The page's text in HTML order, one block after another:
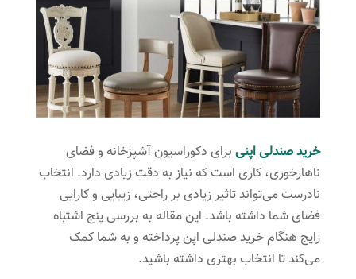
خرید صندلی اپنیبرای دکوراسیون آشپزخانه و فضای
ناهارخوری، کاری است که نیاز به دقت زیادی دارد. انتخاب
نادرست می‌تواند تاثیر زیادی بر راحتی، زیبایی و کارایی
فضای شما داشته باشد. این مقاله به بررسی پنج اشتباه
رایج هنگام خرید صندلی اپن پرداخته و به شما کمک
می‌کند تا انتخاب بهتری داشته باشید.